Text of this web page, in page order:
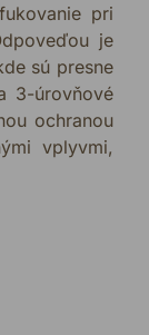
pri
je
sú presne
3-úrovňové
ochranou
vplyvmi,